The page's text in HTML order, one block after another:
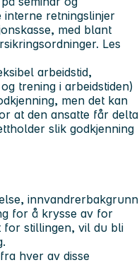
retningslinjer
med blant
Les
arbeidstid,
trening i arbeidstiden)
men det kan
at den ansatte får delta
slik godkjenning
innvandrerbakgrunn
for å krysse av for
for stillingen, vil du bli
hver av disse